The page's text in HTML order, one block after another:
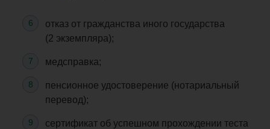
отказ от гражданства иного государства
(2 экземпляра);
медсправка;
пенсионное удостоверение (нотариальный
перевод);
сертификат об успешном прохождении теста